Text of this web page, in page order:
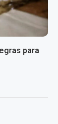
para